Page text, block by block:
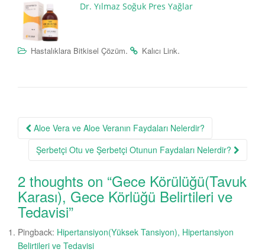
Dr. Yılmaz Soğuk Pres Yağlar
Hastalıklara Bitkisel Çözüm. Kalıcı Link.
Post
navigation
Aloe Vera ve Aloe Veranın Faydaları Nelerdir?
Şerbetçi Otu ve Şerbetçi Otunun Faydaları Nelerdir?
2 thoughts on “Gece Körülüğü(Tavuk
Karası), Gece Körlüğü Belirtileri ve
Tedavisi”
Pingback: Hipertansiyon(Yüksek Tansiyon), Hipertansiyon
Belirtileri ve Tedavisi